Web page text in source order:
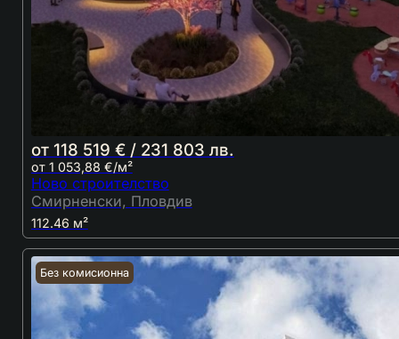
от 118 519 € / 231 803 лв.
от 1 053,88 €/м²
Ново строителство
Смирненски, Пловдив
112.46 м²
Без комисионна